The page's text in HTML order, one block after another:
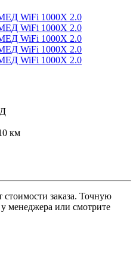
км
стоимости заказа. Точную
менеджера или смотрите